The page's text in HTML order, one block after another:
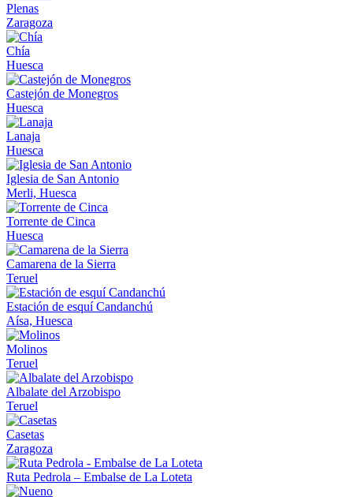
Plenas
Zaragoza
Chía
Huesca
Castejón de Monegros
Huesca
Lanaja
Huesca
Iglesia de San Antonio
Merli, Huesca
Torrente de Cinca
Huesca
Camarena de la Sierra
Teruel
Estación de esquí Candanchú
Aísa, Huesca
Molinos
Teruel
Albalate del Arzobispo
Teruel
Casetas
Zaragoza
Ruta Pedrola – Embalse de La Loteta